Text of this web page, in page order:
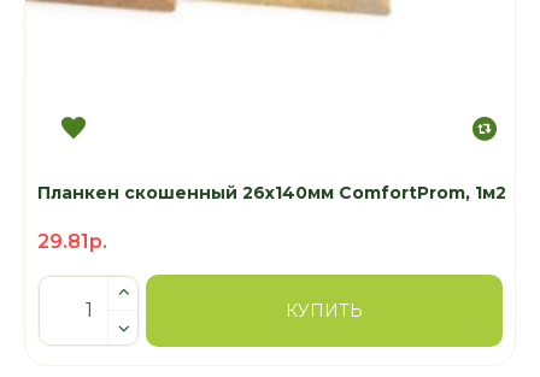
Планкен скошенный 26х140мм ComfortProm, 1м2
29.81р.
КУПИТЬ